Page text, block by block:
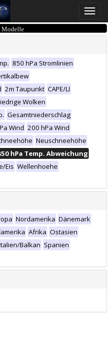
Toggle
850 hPa Stromlinien
2m Taupunkt CAPE/LI
Wolken
Gesamtniederschlag
Wind 200 hPa Wind
Neuschneehöhe
hPa Temp. Abweichung
Eis Wellenhoehe
Nordamerika Dänemark
Afrika Ostasien
Balkan Spanien